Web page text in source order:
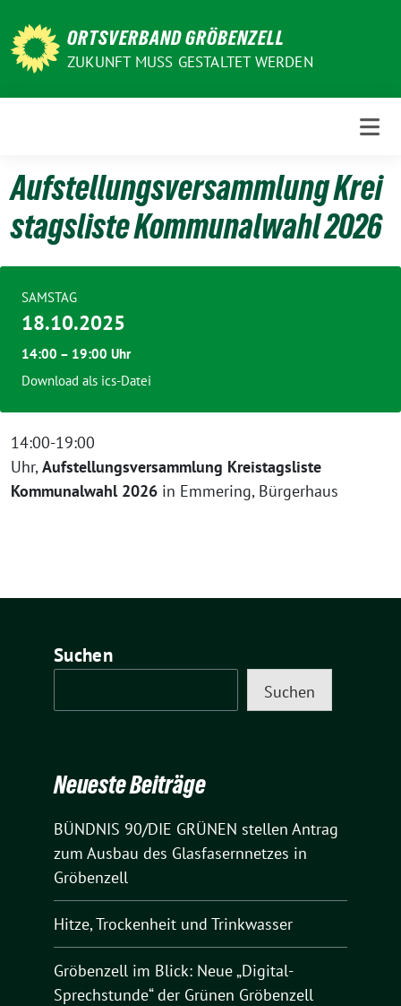
zum
Inhalt
ORTSVERBAND GRÖBENZELL
ZUKUNFT MUSS GESTALTET WERDEN
Aufstellungsversammlung Krei
stagsliste Kommunalwahl 2026
14:00-19:00
Uhr,Aufstellungsversammlung Kreistagsliste
Kommunalwahl 2026 in Emmering, Bürgerhaus
SAMSTAG
18.10.2025
14:00 – 19:00 Uhr
Download als ics-Datei
Suchen
Suchen
Neueste Beiträge
BÜNDNIS 90/DIE GRÜNEN stellen Antrag
zum Ausbau des Glasfasernnetzes in
Gröbenzell
Hitze, Trockenheit und Trinkwasser
Gröbenzell im Blick: Neue „Digital-
Sprechstunde“ der Grünen Gröbenzell